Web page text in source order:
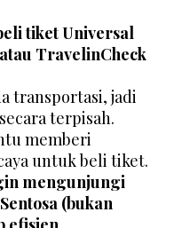
tiket Universal
TravelinCheck
transportasi, jadi
terpisah.
memberi
untuk beli tiket.
mengunjungi
(bukan